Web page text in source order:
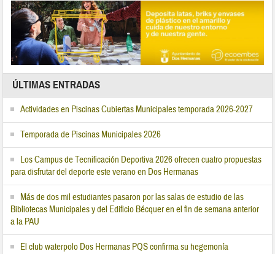
ÚLTIMAS ENTRADAS
Actividades en Piscinas Cubiertas Municipales temporada 2026-2027
Temporada de Piscinas Municipales 2026
Los Campus de Tecnificación Deportiva 2026 ofrecen cuatro propuestas
para disfrutar del deporte este verano en Dos Hermanas
Más de dos mil estudiantes pasaron por las salas de estudio de las
Bibliotecas Municipales y del Edificio Bécquer en el fin de semana anterior
a la PAU
El club waterpolo Dos Hermanas PQS confirma su hegemonía